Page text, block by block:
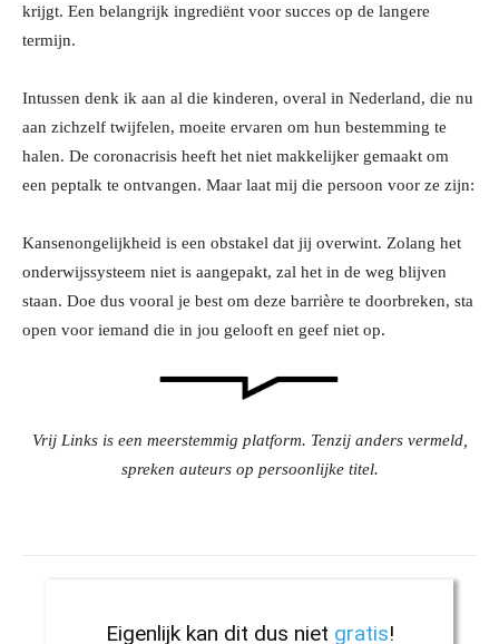
krijgt. Een belangrijk ingrediënt voor succes op de langere
termijn.
Intussen denk ik aan al die kinderen, overal in Nederland, die nu
aan zichzelf twijfelen, moeite ervaren om hun bestemming te
halen. De coronacrisis heeft het niet makkelijker gemaakt om
een peptalk te ontvangen. Maar laat mij die persoon voor ze zijn:
Kansenongelijkheid is een obstakel dat jij overwint. Zolang het
onderwijssysteem niet is aangepakt, zal het in de weg blijven
staan. Doe dus vooral je best om deze barrière te doorbreken, sta
open voor iemand die in jou gelooft en geef niet op.
Vrij Links is een meerstemmig platform. Tenzij anders vermeld,
spreken auteurs op persoonlijke titel.
Eigenlijk kan dit dus niet gratis!